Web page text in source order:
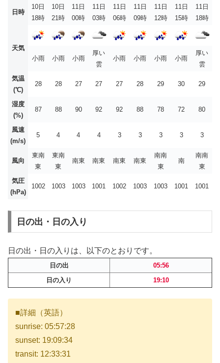
日時
10日
18時
10日
21時
11日
00時
11日
03時
11日
06時
11日
09時
11日
12時
11日
15時
11日
18時
天気
小雨
小雨 小雨
厚い
雲
小雨 小雨 小雨 小雨
厚い
雲
気温
(℃)
28 28 27 27 27 28 29 30 29
湿度
(%)
87 88 90 92 92 88 78 72 80
風速
(m/s)
5 4 4 4 3 3 3 3 3
風向
東南
東
東南
東
南東 南東 南東 南東
南南
東
南
南南
東
気圧
(hPa)
1002 1003 1003 1001 1002 1003 1003 1001 1001
日の出・日の入り
日の出・日の入りは、以下のとおりです。
日の出
05:56
日の入り
19:10
■詳細（英語）
sunrise: 05:57:28
sunset: 19:09:34
transit: 12:33:31